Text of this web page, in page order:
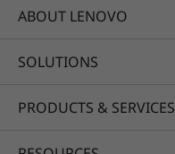
ABOUT LENOVO
SOLUTIONS
PRODUCTS & SERVICES